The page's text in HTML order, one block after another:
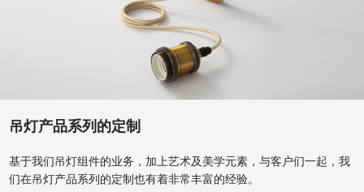
吊灯产品系列的定制
基于我们吊灯组件的业务，加上艺术及美学元素，与客户们一起，我
们在吊灯产品系列的定制也有着非常丰富的经验。